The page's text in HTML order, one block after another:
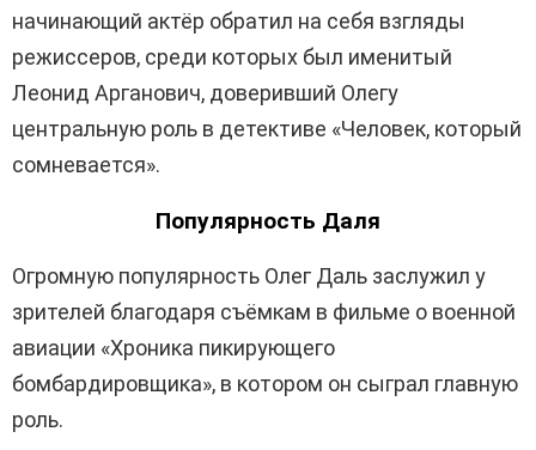
начинающий актёр обратил на себя взгляды
режиссеров, среди которых был именитый
Леонид Арганович, доверивший Олегу
центральную роль в детективе «Человек, который
сомневается».
Популярность Даля
Огромную популярность Олег Даль заслужил у
зрителей благодаря съёмкам в фильме о военной
авиации «Хроника пикирующего
бомбардировщика», в котором он сыграл главную
роль.